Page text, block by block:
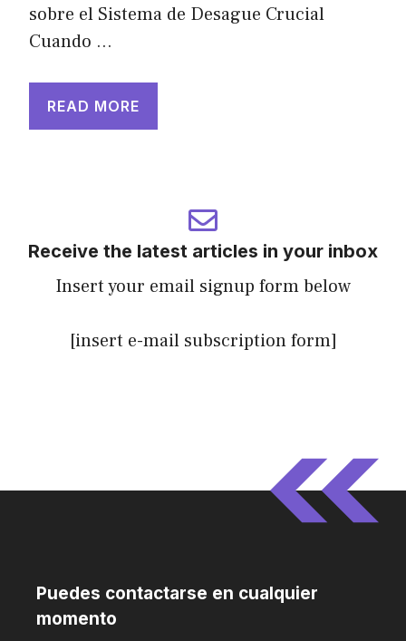
sobre el Sistema de Desague Crucial
Cuando …
READ MORE
Receive the latest articles in your inbox
Insert your email signup form below
[insert e-mail subscription form]
Puedes contactarse en cualquier
momento